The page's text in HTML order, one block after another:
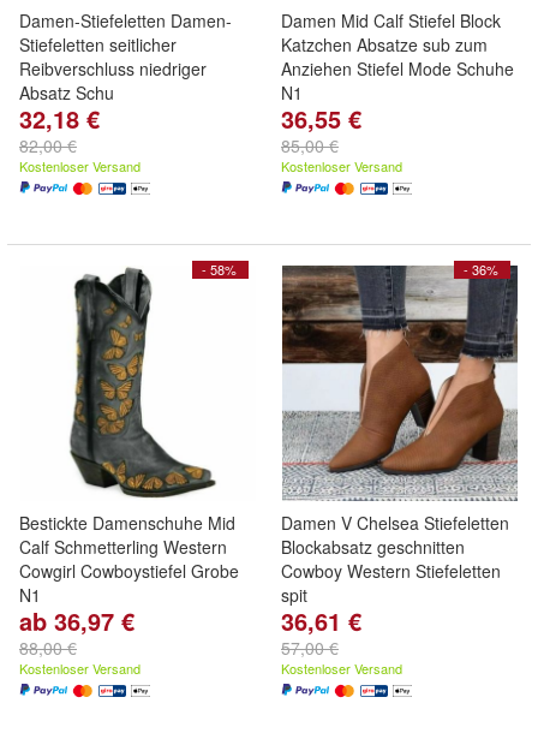
Damen-Stiefeletten Damen-
Stiefeletten seitlicher
Reibverschluss niedriger
Absatz Schu
32,18 €
82,00 €
Kostenloser Versand
Damen Mid Calf Stiefel Block
Katzchen Absatze sub zum
Anziehen Stiefel Mode Schuhe
N1
36,55 €
85,00 €
Kostenloser Versand
- 58%
Bestickte Damenschuhe Mid
Calf Schmetterling Western
Cowgirl Cowboystiefel Grobe
N1
ab 36,97 €
88,00 €
Kostenloser Versand
- 36%
Damen V Chelsea Stiefeletten
Blockabsatz geschnitten
Cowboy Western Stiefeletten
spit
36,61 €
57,00 €
Kostenloser Versand